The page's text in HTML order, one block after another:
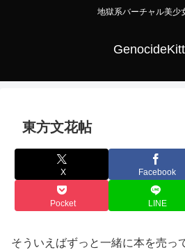
地獄系バーチャル美少
東方文花帖
X Facebook
Pocket LINE
そういえばずっと一緒に本を売っ